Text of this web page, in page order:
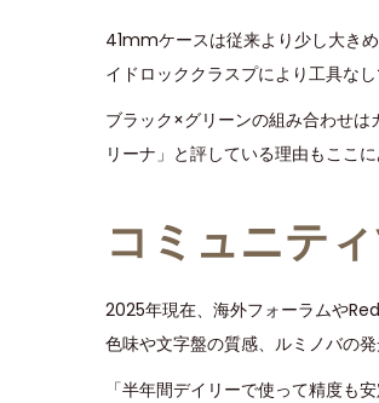
41mmケースは従来より少し大き
イドロッククラスプにより工具なし
ブラック×グリーンの組み合わせ
リーナ」と評している理由もここに
コミュニテ
2025年現在、海外フォーラムや
色味や文字盤の質感、ルミノバの
「半年間デイリーで使って精度も